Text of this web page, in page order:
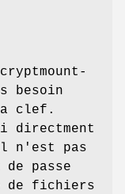
besoin
clef.
directment
n'est pas
passe
de fichiers